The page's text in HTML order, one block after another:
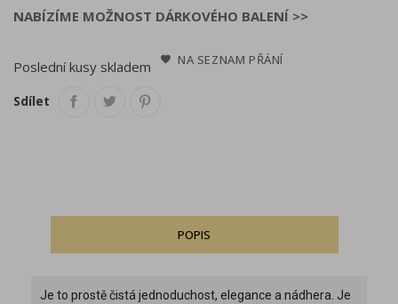
NABÍZÍME MOŽNOST DÁRKOVÉHO BALENÍ >>
Poslední kusy skladem NA SEZNAM PŘÁNÍ
Sdílet
POPIS
Je to prostě čistá jednoduchost, elegance a nádhera. Je